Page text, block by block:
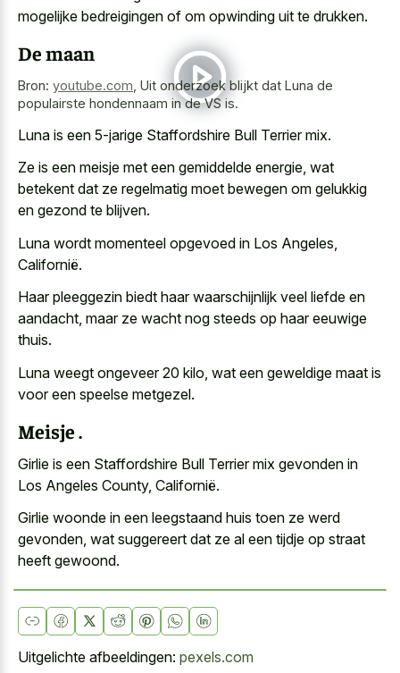
mogelijke bedreigingen of om opwinding uit te drukken.
De maan
Bron: youtube.com Uit onderzoek blijkt dat Luna de
populairste hondennaam in de VS is.
Luna is een 5-jarige Staffordshire Bull Terrier mix.
Ze is een meisje met een gemiddelde energie, wat
betekent dat ze regelmatig moet bewegen om gelukkig
en gezond te blijven.
Luna wordt momenteel opgevoed in Los Angeles,
Californië.
Haarpleeggezin biedt haar waarschijnlijk veel liefde en
aandacht, maar ze wacht nog steeds op haar eeuwige
thuis.
Luna weegt ongeveer 20 kilo, wat een geweldige maat is
voor een speelse metgezel.
Meisje .
Girlie is een Staffordshire Bull Terrier mix gevonden in
Los Angeles County, Californië.
Girlie woonde in een leegstaand huis toen ze werd
gevonden, wat suggereert dat ze al een tijdje op straat
heeft gewoond.
Uitgelichte afbeeldingen: pexels.com